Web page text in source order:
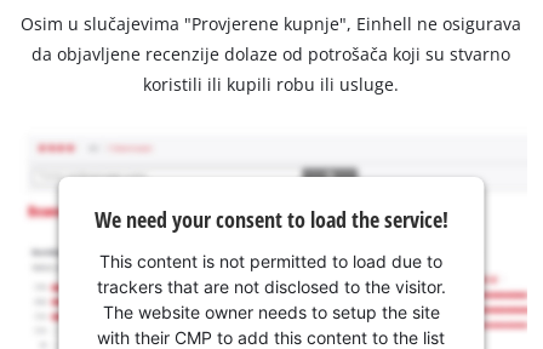
Osim u slučajevima "Provjerene kupnje", Einhell ne osigurava
da objavljene recenzije dolaze od potrošača koji su stvarno
koristili ili kupili robu ili usluge.
We need your consent to load the service!
This content is not permitted to load due to
trackers that are not disclosed to the visitor.
The website owner needs to setup the site
with their CMP to add this content to the list